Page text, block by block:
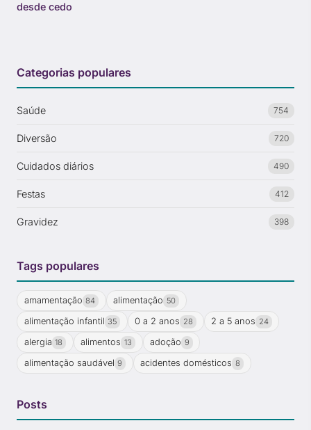
desde cedo
Categorias populares
Saúde 754
Diversão 720
Cuidados diários 490
Festas 412
Gravidez 398
Tags populares
amamentação 84 alimentação 50
alimentação infantil 35 0 a 2 anos 28 2 a 5 anos 24
alergia 18 alimentos 13 adoção 9
alimentação saudável 9 acidentes domésticos 8
Posts